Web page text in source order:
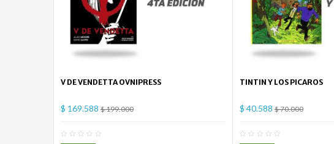
V DE VENDETTA OVNIPRESS
$ 169.588 $ 199.000
TINTIN Y LOS PICAROS
$ 40.588 $ 70.000